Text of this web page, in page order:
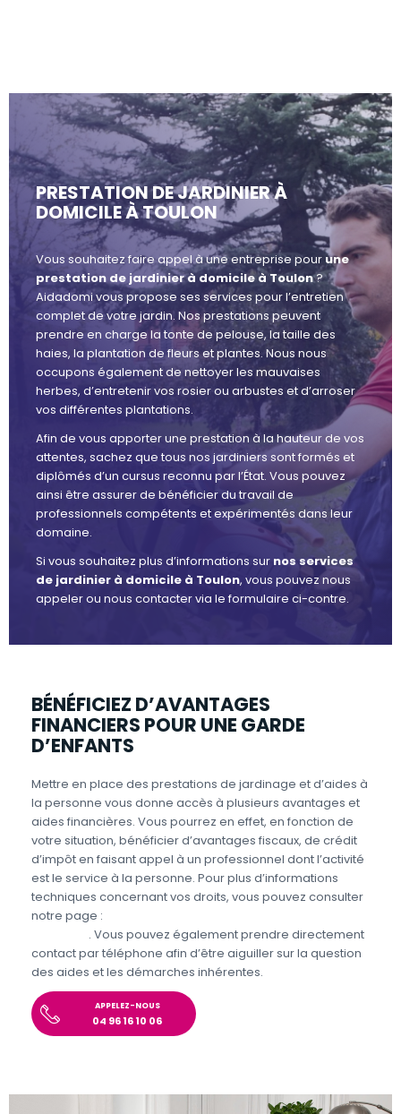
PRESTATION DE JARDINIER À
DOMICILE À TOULON
Vous souhaitez faire appel à une entreprise pour une
prestation de jardinier à domicile à Toulon?
Aidadomi vous propose ses services pour l’entretien
complet de votre jardin. Nos prestations peuvent
prendre en charge la tonte de pelouse, la taille des
haies, la plantation de fleurs et plantes. Nous nous
occupons également de nettoyer les mauvaises
herbes, d’entretenir vos rosier ou arbustes et d’arroser
vos différentes plantations.
Afin de vous apporter une prestation à la hauteur de vos
attentes, sachez que tous nos jardiniers sont formés et
diplômés d’un cursus reconnu par l’État. Vous pouvez
ainsi être assurer de bénéficier du travail de
professionnels compétents et expérimentés dans leur
domaine.
Si vous souhaitez plus d’informations sur nos services
de jardinier à domicile à Toulon, vous pouvez nous
appeler ou nous contacter via le formulaire ci-contre.
BÉNÉFICIEZ D’AVANTAGES
FINANCIERS POUR UNE GARDE
D’ENFANTS
Mettre en place des prestations de jardinage et d’aides à
la personne vous donne accès à plusieurs avantages et
aides financières. Vous pourrez en effet, en fonction de
votre situation, bénéficier d’avantages fiscaux, de crédit
d’impôt en faisant appel à un professionnel dont l’activité
est le service à la personne. Pour plus d’informations
techniques concernant vos droits, vous pouvez consulter
notre page :
. Vous pouvez également prendre directement
contact par téléphone afin d’être aiguiller sur la question
des aides et les démarches inhérentes.
APPELEZ-NOUS
04 96 16 10 06